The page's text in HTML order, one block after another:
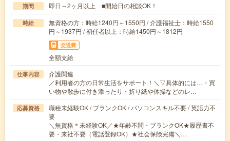
期間 即日～2ヶ月以上 ■開始日の相談OK！
時給
無資格の方：時給1240円～1550円 / 介護福祉士：時給1550
円～1937円 / 初任者以上：時給1450円～1812円
交通費
全額支給
仕事内容
介護関連
／利用者の方の日常生活をサポート！＼▽具体的には…・買
い物や散歩に付き添ったり・折り紙や体操などのレ…
応募資格
職種未経験OK / ブランクOK / パソコンスキル不要 / 英語力不
要
＼無資格＊未経験OK／★年齢不問・ブランクOK★履歴書不
要・来社不要（電話登録OK）★社会保険完備＼…